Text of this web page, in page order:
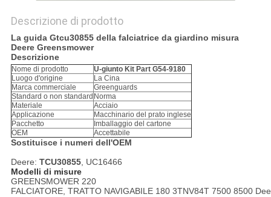
Descrizione di prodotto
La guida Gtcu30855 della falciatrice da giardino misura
Deere Greensmower
Descrizione
Nome di prodotto
U-giunto Kit Part G54-9180
Luogo d'origine
La Cina
Marca commerciale
Greenguards
Standard o non standard Norma
Materiale
Acciaio
Applicazione
Macchinario del prato inglese
Pacchetto
Imballaggio del cartone
OEM
Accettabile
Sostituisce i numeri dell'OEM
Deere: TCU30855, UC16466
Modelli di misure
GREENSMOWER 220
FALCIATORE, TRATTO NAVIGABILE 180 3TNV84T 7500 8500